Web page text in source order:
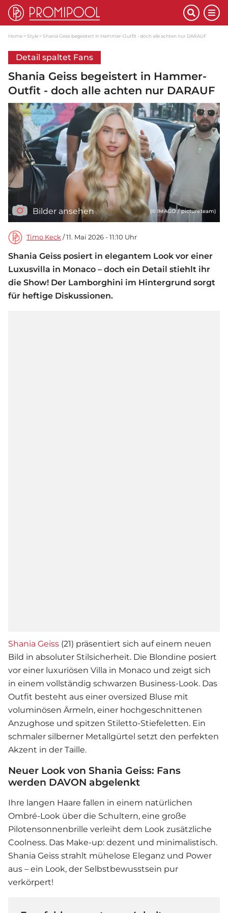
Home Style Shania Geiss begeistert in Hammer-Outfit - doch alle achten nur DARAUF
Detail spaltet Fans
Shania Geiss begeistert in Hammer-
Outfit - doch alle achten nur DARAUF
Bilder ansehen (© IMAGO / pictureteam)
Timo Keck / 11. Mai 2026 - 11:10 Uhr
Shania Geiss posiert in elegantem Look vor einer
Luxusvilla in Monaco – doch ein Detail stiehlt ihr
die Show! Der Lamborghini im Hintergrund sorgt
für heftige Diskussionen.
Shania Geiss (21) präsentiert sich auf einem neuen
Bild in absoluter Stilsicherheit. Die Blondine posiert
vor einer luxuriösen Villa in Monaco und zeigt sich
in einem vollständig schwarzen Business-Look. Das
Outfit besteht aus einer oversized Bluse mit
voluminösen Ärmeln, einer hochgeschnittenen
Anzughose und spitzen Stiletto-Stiefeletten. Ein
schmaler silberner Metallgürtel setzt den perfekten
Akzent in der Taille.
Neuer Look von Shania Geiss: Fans
werden DAVON abgelenkt
Ihre langen Haare fallen in einem natürlichen
Ombré-Look über die Schultern, eine große
Pilotensonnenbrille verleiht dem Look zusätzliche
Coolness. Das Make-up: dezent und minimalistisch.
Shania Geiss strahlt mühelose Eleganz und Power
aus – ein Look, der Selbstbewusstsein pur
verkörpert!